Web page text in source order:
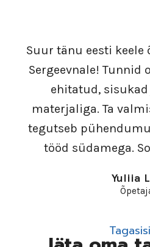
Suur tänu eesti keele
Sergeevnale! Tunnid
ehitatud, sisukad
materjaliga. Ta
tegutseb
tööd südamega.
Yuliia